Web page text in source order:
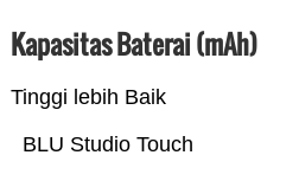
Kapasitas Baterai (mAh)
Tinggi lebih Baik
BLU Studio Touch